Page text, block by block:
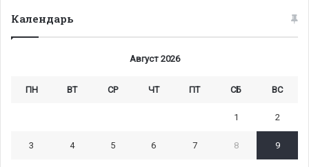
Календарь
Август 2026
ПН ВТ СР ЧТ ПТ СБ ВС
1 2
3 4 5 6 7 8 9